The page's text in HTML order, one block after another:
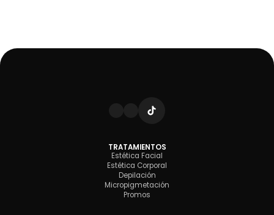
TRATAMIENTOS
Estética Facial
Estética Corporal
Depilación
Micropigmetación
Promos